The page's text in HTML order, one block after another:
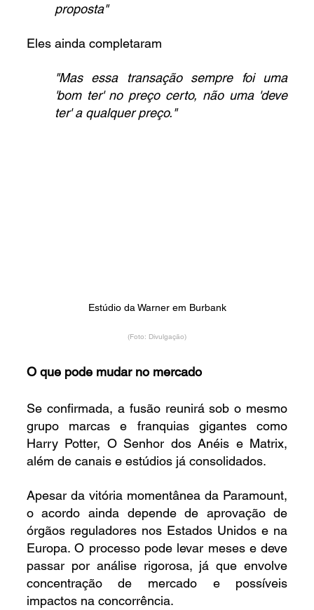
proposta"
Eles ainda completaram
"Mas essa transação sempre foi uma
'bom ter' no preço certo, não uma 'deve
ter' a qualquer preço."
Estúdio da Warner em Burbank
(Foto: Divulgação)
O que pode mudar no mercado
Se confirmada, a fusão reunirá sob o mesmo
grupo marcas e franquias gigantes como
Harry Potter, O Senhor dos Anéis e Matrix,
além de canais e estúdios já consolidados.
Apesar da vitória momentânea da Paramount,
o acordo ainda depende de aprovação de
órgãos reguladores nos Estados Unidos e na
Europa. O processo pode levar meses e deve
passar por análise rigorosa, já que envolve
concentração de mercado e possíveis
impactos na concorrência.